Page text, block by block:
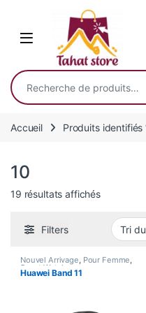
Recherche pour :
Accueil Produits identifiés
10
19 résultats affichésTrié du
Filters
Nouvel Arrivage, Pour Femme,
Smart Watch
Huawei Band 11